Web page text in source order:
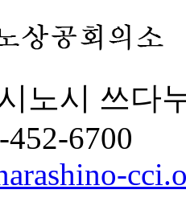
노시 쓰다
6700